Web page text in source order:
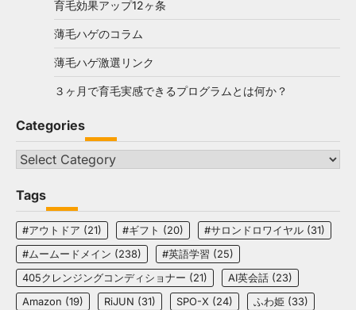
育毛効果アップ12ヶ条
薄毛ハゲのコラム
薄毛ハゲ激選リンク
３ヶ月で育毛実感できるプログラムとは何か？
Categories
Categories
Tags
#アウトドア (21) #ギフト (20) #サロンドロワイヤル (31)
#ムームードメイン (238) #英語学習 (25)
405クレンジングコンディショナー (21) AI英会話 (23)
Amazon (19) RiJUN (31) SPO-X (24) ふわ姫 (33)